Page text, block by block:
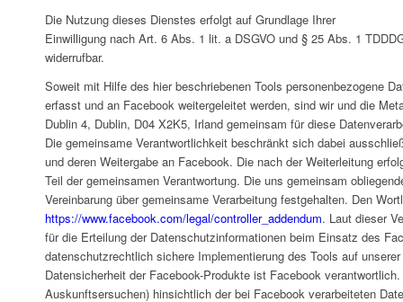
Die Nutzung dieses Dienstes erfolgt auf Grundlage Ihrer
Einwilligung nach Art. 6 Abs. 1 lit. a DSGVO und § 25 Abs. 1
widerrufbar.
Soweit mit Hilfe des hier beschriebenen Tools personenbezogene
erfasst und an Facebook weitergeleitet werden, sind wir und die
Dublin 4, Dublin, D04 X2K5, Irland gemeinsam für diese
Die gemeinsame Verantwortlichkeit beschränkt sich dabei
und deren Weitergabe an Facebook. Die nach der Weiterleitung
Teil der gemeinsamen Verantwortung. Die uns gemeinsam
Vereinbarung über gemeinsame Verarbeitung festgehalten. Den
https://www.facebook.com/legal/controller_addendum. Laut dieser
für die Erteilung der Datenschutzinformationen beim Einsatz des
datenschutzrechtlich sichere Implementierung des Tools auf
Datensicherheit der Facebook-Produkte ist Facebook
Auskunftsersuchen) hinsichtlich der bei Facebook verarbeiteten